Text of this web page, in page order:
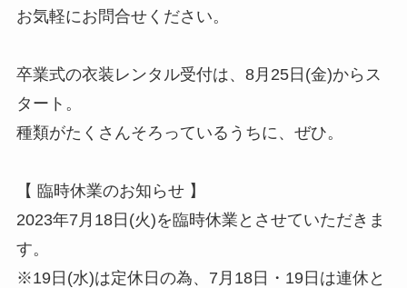
お気軽にお問合せください。
卒業式の衣装レンタル受付は、8月25日(金)からス
タート。
種類がたくさんそろっているうちに、ぜひ。
【 臨時休業のお知らせ 】
2023年7月18日(火)を臨時休業とさせていただきま
す。
※19日(水)は定休日の為、7月18日・19日は連休と